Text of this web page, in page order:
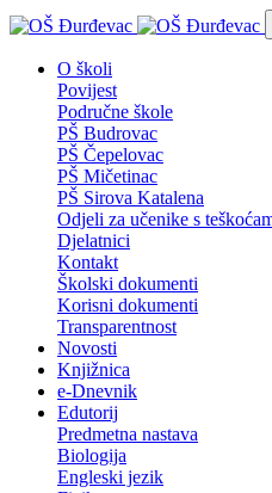
O školi
Povijest
Područne škole
PŠ Budrovac
PŠ Čepelovac
PŠ Mičetinac
PŠ Sirova Katalena
Odjeli za učenike s
Djelatnici
Kontakt
Školski dokumenti
Korisni dokumenti
Transparentnost
Novosti
Knjižnica
e-Dnevnik
Edutorij
Predmetna nastava
Biologija
Engleski jezik